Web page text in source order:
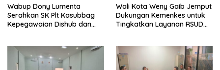
Wabup Dony Lumenta
Serahkan SK Plt Kasubbag
Kepegawaian Dishub dan
Wali Kota Weny Gaib Jemput
Dukungan Kemenkes untuk
Tingkatkan Layanan RSUD